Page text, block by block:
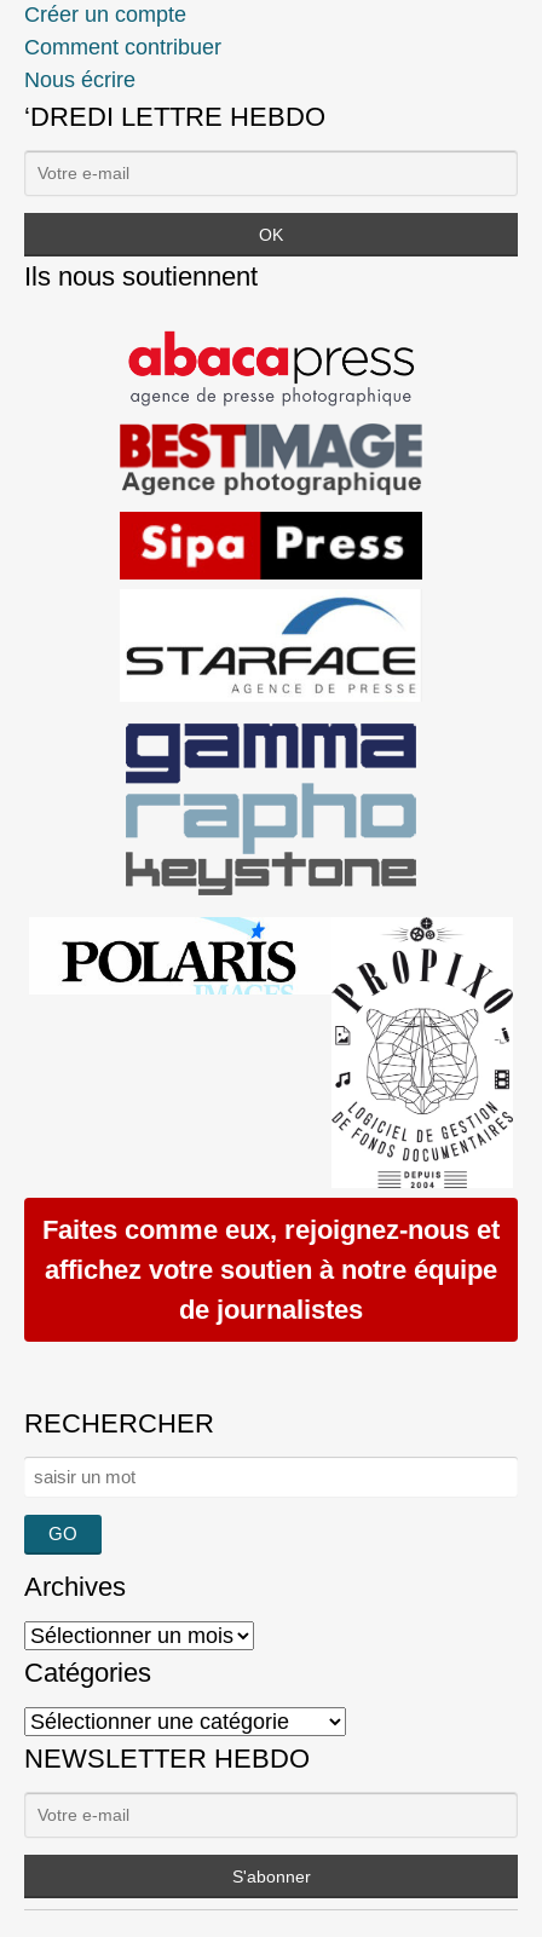
Créer un compte
Comment contribuer
Nous écrire
‘DREDI LETTRE HEBDO
Ils nous soutiennent
Faites comme eux, rejoignez-nous et
affichez votre soutien à notre équipe
de journalistes
RECHERCHER
Rechercher :
Archives
Archives
Catégories
Catégories
NEWSLETTER HEBDO